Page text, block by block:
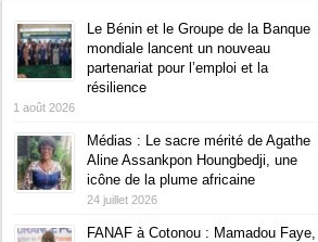
Le Bénin et le Groupe de la Banque
mondiale lancent un nouveau
partenariat pour l’emploi et la
résilience
1 août 2026
Médias : Le sacre mérité de Agathe
Aline Assankpon Houngbedji, une
icône de la plume africaine
24 juillet 2026
FANAF à Cotonou : Mamadou Faye,